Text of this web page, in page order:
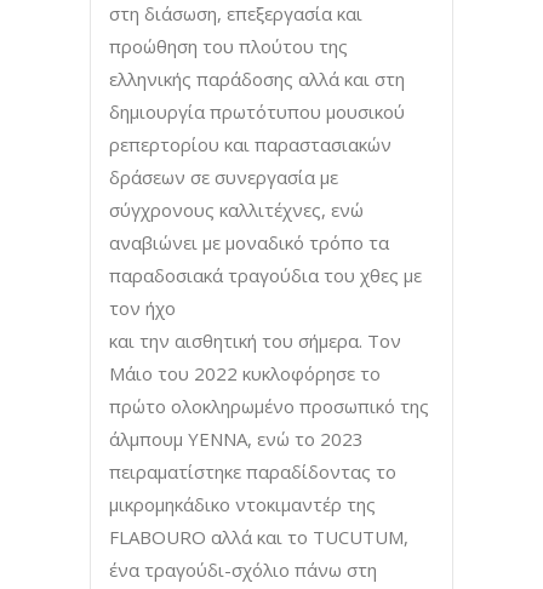
στη διάσωση, επεξεργασία και
προώθηση του πλούτου της
ελληνικής παράδοσης αλλά και στη
δημιουργία πρωτότυπου μουσικού
ρεπερτορίου και παραστασιακών
δράσεων σε συνεργασία με
σύγχρονους καλλιτέχνες, ενώ
αναβιώνει με μοναδικό τρόπο τα
παραδοσιακά τραγούδια του χθες με
τον ήχο
και την αισθητική του σήμερα. Τον
Μάιο του 2022 κυκλοφόρησε το
πρώτο ολοκληρωμένο προσωπικό της
άλμπουμ YENNA, ενώ το 2023
πειραματίστηκε παραδίδοντας το
μικρομηκάδικο ντοκιμαντέρ της
FLABOURO αλλά και το TUCUTUM,
ένα τραγούδι-σχόλιο πάνω στη